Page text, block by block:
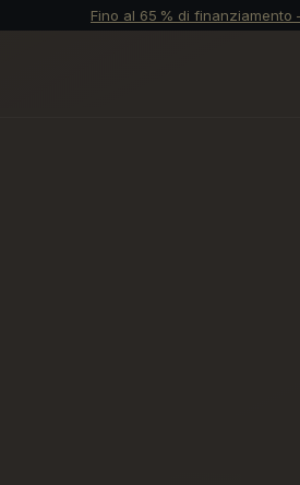
Fino al 65 % di finanziamento